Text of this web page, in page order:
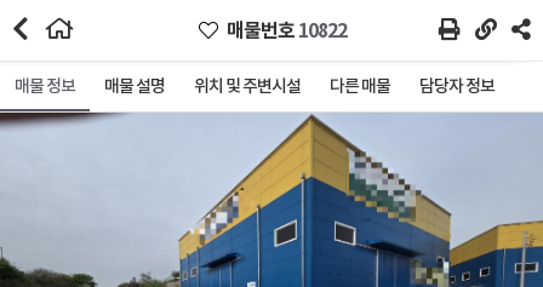
매물번호10822
매물 정보 매물 설명 위치 및 주변시설 다른 매물 담당자 정보